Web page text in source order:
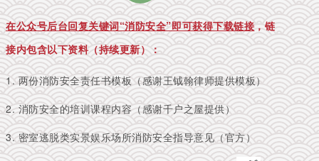
在公众号后台回复关键词“消防安全”即可获得下载链接，链
接内包含以下资料（持续更新）：
1. 两份消防安全责任书模板（感谢王钺翰律师提供模板）
2. 消防安全的培训课程内容（感谢千户之屋提供）
3. 密室逃脱类实景娱乐场所消防安全指导意见（官方）